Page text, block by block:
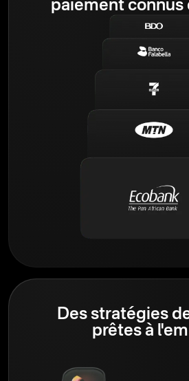
paiement connus
Des stratégies
prêtes à